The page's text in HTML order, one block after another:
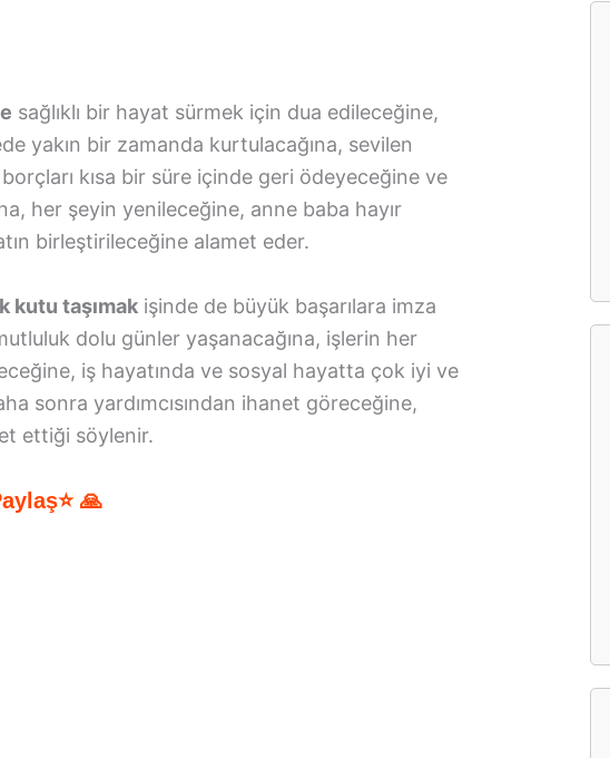
sağlıklı bir hayat sürmek için dua edileceğine,
yakın bir zamanda kurtulacağına, sevilen
kısa bir süre içinde geri ödeyeceğine ve
her şeyin yenileceğine, anne baba hayır
birleştirileceğine alamet eder.
kutu taşımak işinde de büyük başarılara imza
dolu günler yaşanacağına, işlerin her
iş hayatında ve sosyal hayatta çok iyi ve
sonra yardımcısından ihanet göreceğine,
ettiği söylenir.
🙏